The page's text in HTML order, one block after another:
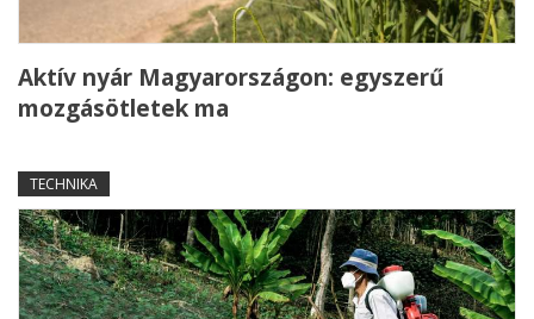
Aktív nyár Magyarországon: egyszerű
mozgásötletek ma
TECHNIKA